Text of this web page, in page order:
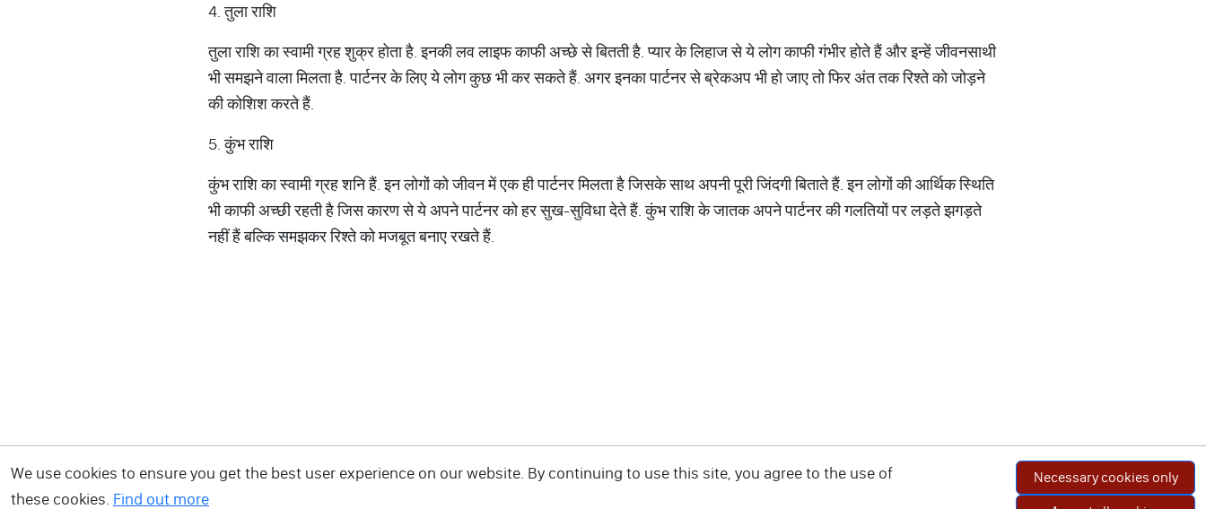
4. तुला राशि
तुला राशि का स्वामी ग्रह शुक्र होता है. इनकी लव लाइफ काफी अच्छे से बितती है. प्यार के लिहाज से ये लोग काफी गंभीर होते हैं और इन्हें जीवनसाथी
भी समझने वाला मिलता है. पार्टनर के लिए ये लोग कुछ भी कर सकते हैं. अगर इनका पार्टनर से ब्रेकअप भी हो जाए तो फिर अंत तक रिश्ते को जोड़ने
की कोशिश करते हैं.
5. कुंभ राशि
कुंभ राशि का स्वामी ग्रह शनि हैं. इन लोगों को जीवन में एक ही पार्टनर मिलता है जिसके साथ अपनी पूरी जिंदगी बिताते हैं. इन लोगों की आर्थिक स्थिति
भी काफी अच्छी रहती है जिस कारण से ये अपने पार्टनर को हर सुख-सुविधा देते हैं. कुंभ राशि के जातक अपने पार्टनर की गलतियों पर लड़ते झगड़ते
नहीं हैं बल्कि समझकर रिश्ते को मजबूत बनाए रखते हैं.
We use cookies to ensure you get the best user experience on our website. By continuing to use this site, you agree to the use of
these cookies. Find out more
Necessary cookies only